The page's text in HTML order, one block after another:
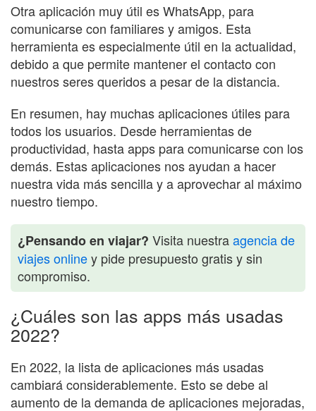
Otra aplicación muy útil es WhatsApp, para
comunicarse con familiares y amigos. Esta
herramienta es especialmente útil en la actualidad,
debido a que permite mantener el contacto con
nuestros seres queridos a pesar de la distancia.
En resumen, hay muchas aplicaciones útiles para
todos los usuarios. Desde herramientas de
productividad, hasta apps para comunicarse con los
demás. Estas aplicaciones nos ayudan a hacer
nuestra vida más sencilla y a aprovechar al máximo
nuestro tiempo.
¿Pensando en viajar? Visita nuestraagencia de
viajes onliney pide presupuesto gratis y sin
compromiso.
¿Cuáles son las apps más usadas
2022?
En 2022, la lista de aplicaciones más usadas
cambiará considerablemente. Esto se debe al
aumento de la demanda de aplicaciones mejoradas,